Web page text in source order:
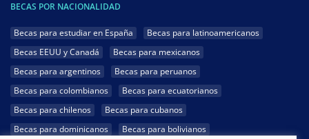
BECAS POR NACIONALIDAD
Becas para estudiar en España
Becas para latinoamericanos
Becas EEUU y Canadá
Becas para mexicanos
Becas para argentinos
Becas para peruanos
Becas para colombianos
Becas para ecuatorianos
Becas para chilenos
Becas para cubanos
Becas para dominicanos
Becas para bolivianos